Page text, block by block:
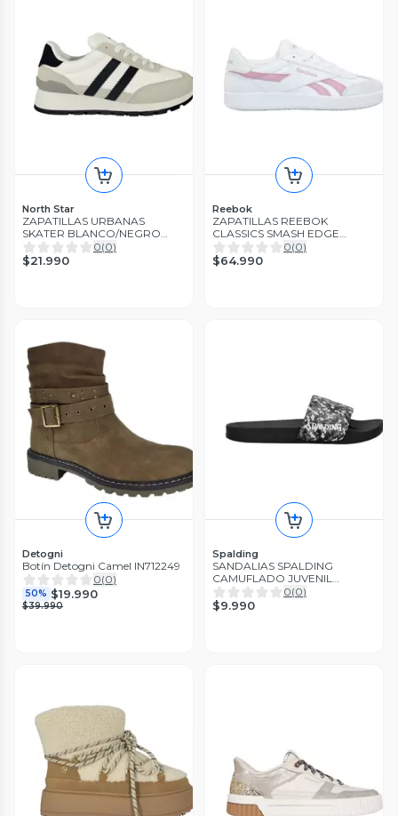
North Star
ZAPATILLAS URBANAS
SKATER BLANCO/NEGRO
MUJER | 769-0231
0(0)
$21.990
Reebok
ZAPATILLAS REEBOK
CLASSICS SMASH EDGE
MUJER | 100230410
0(0)
$64.990
Detogni
Botín Detogni Camel IN712249
0(0)
50% $19.990
$39.990
Spalding
SANDALIAS SPALDING
CAMUFLADO JUVENIL
SPCSLIN005 0(0)
$9.990